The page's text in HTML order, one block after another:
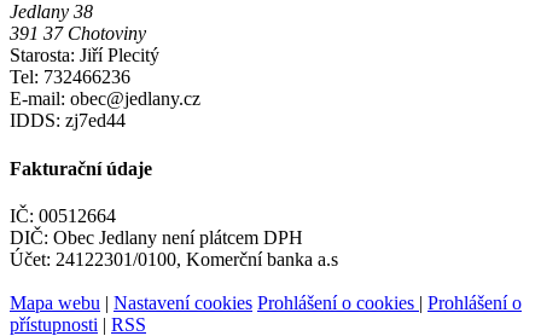
Jedlany 38
391 37 Chotoviny
Starosta: Jiří Plecitý
Tel: 732466236
E-mail: obec@jedlany.cz
IDDS: zj7ed44
Fakturační údaje
IČ: 00512664
DIČ: Obec Jedlany není plátcem DPH
Účet: 24122301/0100, Komerční banka a.s
Mapa webu | Nastavení cookies Prohlášení o cookies | Prohlášení o
přístupnosti | RSS